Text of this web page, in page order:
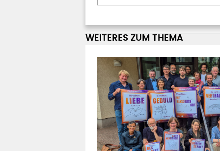
WEITERES ZUM THEMA